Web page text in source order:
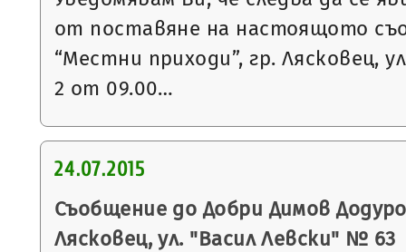
от поставяне на настоящото
“Местни приходи”, гр. Лясковец,
2 от 09.00…
24.07.2015
Съобщение до Добри Димов
Лясковец, ул. "Васил Левски" № 63